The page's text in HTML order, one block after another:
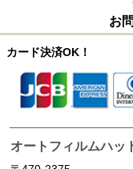
お
カード決済OK！
オートフィルムハッ